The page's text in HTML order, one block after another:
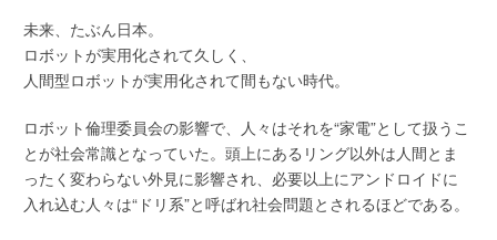
未来、たぶん日本。
ロボットが実用化されて久しく、
人間型ロボットが実用化されて間もない時代。
ロボット倫理委員会の影響で、人々はそれを“家電”として扱うこ
とが社会常識となっていた。頭上にあるリング以外は人間とま
ったく変わらない外見に影響され、必要以上にアンドロイドに
入れ込む人々は“ドリ系”と呼ばれ社会問題とされるほどである。